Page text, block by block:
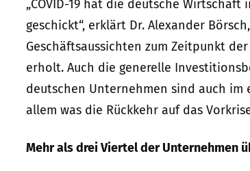
„COVID-19 hat die deutsche
geschickt“, erklärt Dr. Alexander
Geschäftsaussichten zum Zeitpunkt
erholt. Auch die generelle
deutschen Unternehmen sind auch
allem was die Rückkehr auf das
Mehr als drei Viertel der Unternehmen